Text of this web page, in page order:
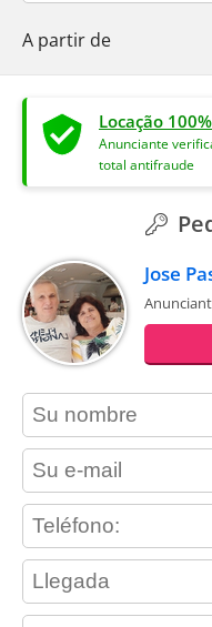
A partir de
Locação
Anunciante
total antifraude
Jose
contact_name
contact_email
contact_phone